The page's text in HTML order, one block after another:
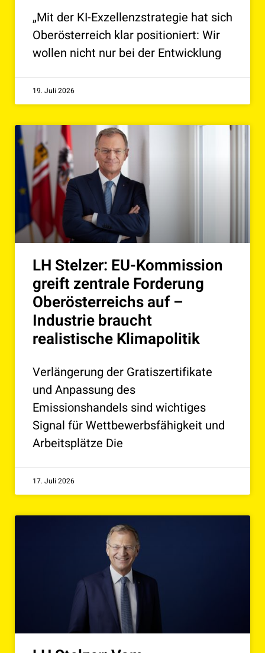
„Mit der KI-Exzellenzstrategie hat sich
Oberösterreich klar positioniert: Wir
wollen nicht nur bei der Entwicklung
19. Juli 2026
LH Stelzer: EU-Kommission
greift zentrale Forderung
Oberösterreichs auf –
Industrie braucht
realistische Klimapolitik
Verlängerung der Gratiszertifikate
und Anpassung des
Emissionshandels sind wichtiges
Signal für Wettbewerbsfähigkeit und
Arbeitsplätze Die
17. Juli 2026